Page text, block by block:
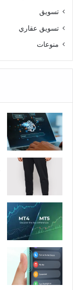
تسويق
تسويق عقاري
منوعات